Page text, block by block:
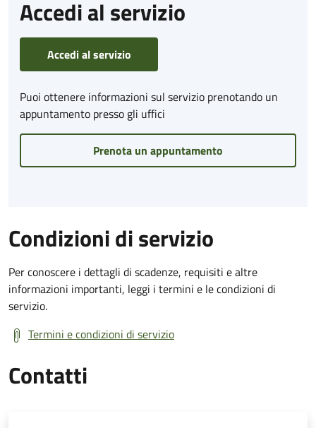
Accedi al servizio
Accedi al servizio
Puoi ottenere informazioni sul servizio prenotando un
appuntamento presso gli uffici
Prenota un appuntamento
Condizioni di servizio
Per conoscere i dettagli di scadenze, requisiti e altre
informazioni importanti, leggi i termini e le condizioni di
servizio.
Termini e condizioni di servizio
Contatti